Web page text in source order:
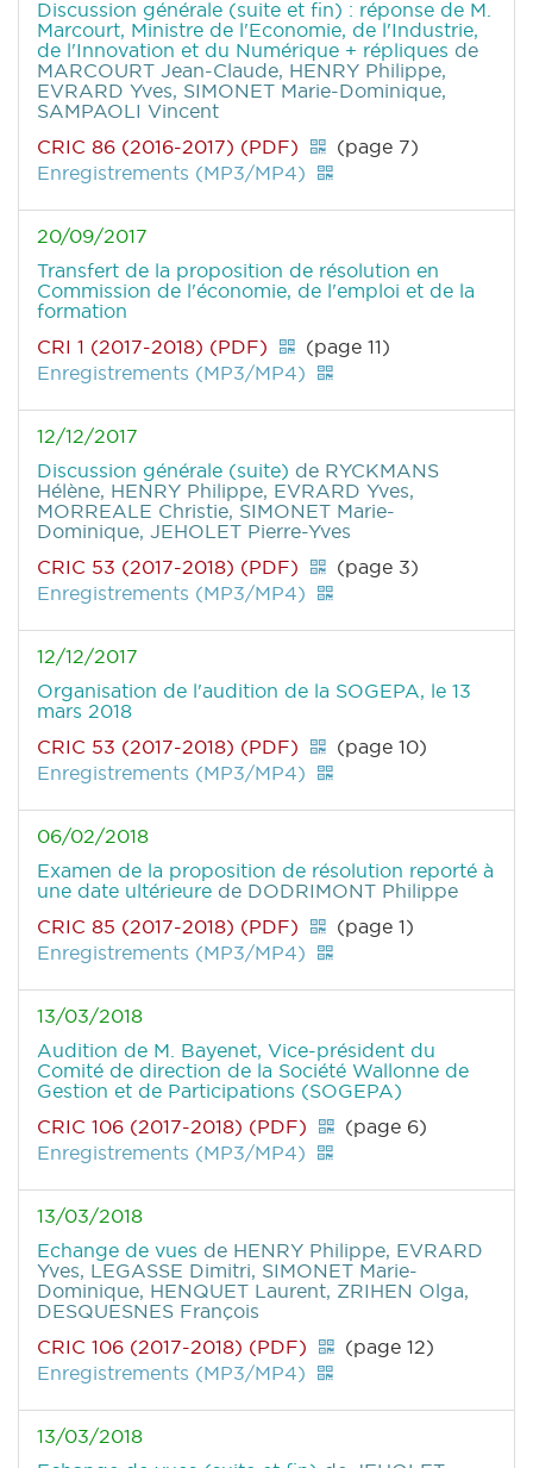
Discussion générale (suite et fin) : réponse de M.
Marcourt, Ministre de l'Economie, de l'Industrie,
de l'Innovation et du Numérique + répliques de
MARCOURT Jean-Claude, HENRY Philippe,
EVRARD Yves, SIMONET Marie-Dominique,
SAMPAOLI Vincent
CRIC 86 (2016-2017) (PDF)
(page 7)
Enregistrements (MP3/MP4)
20/09/2017
Transfert de la proposition de résolution en
Commission de l'économie, de l'emploi et de la
formation
CRI 1 (2017-2018) (PDF)
(page 11)
Enregistrements (MP3/MP4)
12/12/2017
Discussion générale (suite) de RYCKMANS
Hélène, HENRY Philippe, EVRARD Yves,
MORREALE Christie, SIMONET Marie-
Dominique, JEHOLET Pierre-Yves
CRIC 53 (2017-2018) (PDF)
(page 3)
Enregistrements (MP3/MP4)
12/12/2017
Organisation de l'audition de la SOGEPA, le 13
mars 2018
CRIC 53 (2017-2018) (PDF)
(page 10)
Enregistrements (MP3/MP4)
06/02/2018
Examen de la proposition de résolution reporté à
une date ultérieure de DODRIMONT Philippe
CRIC 85 (2017-2018) (PDF)
(page 1)
Enregistrements (MP3/MP4)
13/03/2018
Audition de M. Bayenet, Vice-président du
Comité de direction de la Société Wallonne de
Gestion et de Participations (SOGEPA)
CRIC 106 (2017-2018) (PDF)
(page 6)
Enregistrements (MP3/MP4)
13/03/2018
Echange de vues de HENRY Philippe, EVRARD
Yves, LEGASSE Dimitri, SIMONET Marie-
Dominique, HENQUET Laurent, ZRIHEN Olga,
DESQUESNES François
CRIC 106 (2017-2018) (PDF)
(page 12)
Enregistrements (MP3/MP4)
13/03/2018